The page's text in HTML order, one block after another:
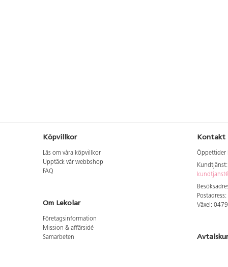
Köpvillkor
Läs om våra köpvillkor
Upptäck vår webbshop
FAQ
Om Lekolar
Företagsinformation
Mission & affärsidé
Samarbeten
Kontakt
Öppettider
Växel: